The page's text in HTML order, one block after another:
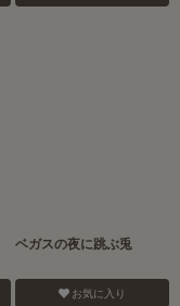
ベガスの夜に跳ぶ兎
お気に入り